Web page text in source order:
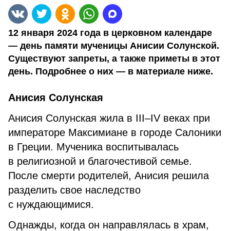
12 января 2024 года в церковном календаре
— день памяти мученицы Анисии Солунской.
Существуют запреты, а также приметы в этот
день. Подробнее о них — в материале ниже.
Анисия Солунская
Анисия Солунская жила в III–IV веках при
императоре Максимиане в городе Салоники
в Греции. Мученика воспитывалась
в религиозной и благочестивой семье.
После смерти родителей, Анисия решила
разделить свое наследство
с нуждающимися.
Однажды, когда он направлялась в храм,